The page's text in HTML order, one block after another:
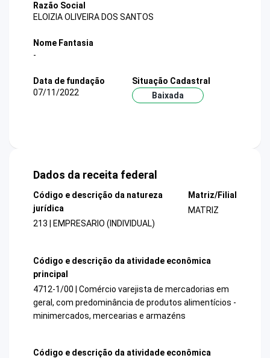
Razão Social
ELOIZIA OLIVEIRA DOS SANTOS
Nome Fantasia
-
Data de fundação
07/11/2022
Situação Cadastral
Baixada
Dados da receita federal
Código e descrição da natureza
jurídica
213 | EMPRESARIO (INDIVIDUAL)
Matriz/Filial
MATRIZ
Código e descrição da atividade econômica
principal
4712-1/00 | Comércio varejista de mercadorias em
geral, com predominância de produtos alimentícios -
minimercados, mercearias e armazéns
Código e descrição da atividade econômica